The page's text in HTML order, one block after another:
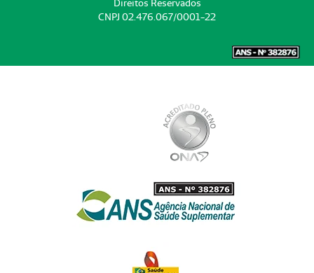
Direitos Reservados
CNPJ 02.476.067/0001-22